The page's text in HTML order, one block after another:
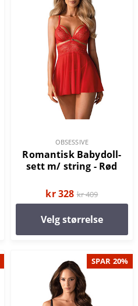
OBSESSIVE
Romantisk Babydoll-
sett m/ string - Rød
kr 328 kr 409
Velg størrelse
SPAR 20%